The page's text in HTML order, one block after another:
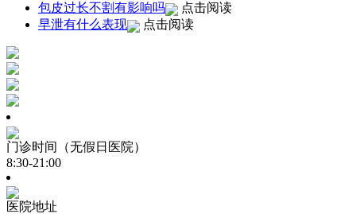
包皮过长不割有影响吗
点击阅读
早泄有什么表现
点击阅读
门诊时间（无假日医院）
8:30-21:00
医院地址